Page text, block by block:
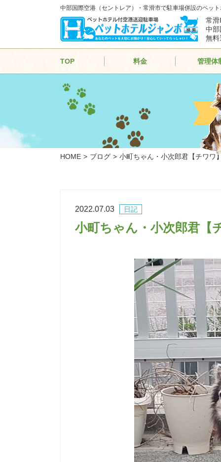
中部国際空港（セントレア）・常滑市で駐車場併設のペッ
常滑
中部
無料
TOP 料金 管理体
HOME ブログ 小町ちゃん・小次郎君【チワワ
日記
2022.07.03
小町ちゃん・小次郎君【